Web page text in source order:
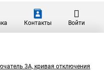
Контакты Войти
3А, кривая отключения